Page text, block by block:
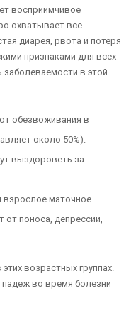
восприимчивое
охватывает все
диарея, рвота и потеря
признаками для всех
в этой
обезвоживания в
около 50%).
выздороветь за
взрослое маточное
от поноса, депрессии,
возрастных группах.
во время болезни